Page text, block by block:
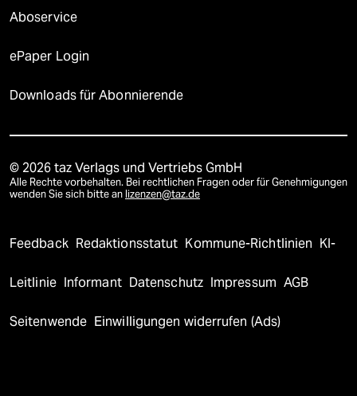
Aboservice
ePaper Login
Downloads für Abonnierende
© 2026 taz Verlags und Vertriebs GmbH
Alle Rechte vorbehalten. Bei rechtlichen Fragen oder für Genehmigungen
wenden Sie sich bitte an lizenzen@taz.de
Feedback Redaktionsstatut Kommune-Richtlinien KI-
Leitlinie Informant Datenschutz Impressum AGB
Seitenwende Einwilligungen widerrufen (Ads)